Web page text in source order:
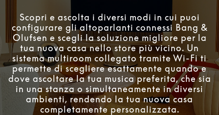
Scopri e ascolta i diversi modi in cui puoi
configurare gli altoparlanti connessi Bang &
Olufsen e scegli la soluzione migliore per la
tua nuova casa nello store più vicino. Un
sistema multiroom collegato tramite Wi-Fi ti
permette di scegliere esattamente quando e
dove ascoltare la tua musica preferita, che sia
in una stanza o simultaneamente in diversi
ambienti, rendendo la tua nuova casa
completamente personalizzata.